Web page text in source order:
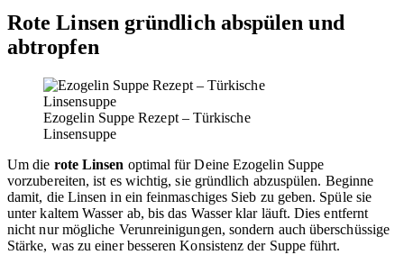
Rote Linsen gründlich abspülen und
abtropfen
Ezogelin Suppe Rezept – Türkische
Linsensuppe
Um die rote Linsen optimal für Deine Ezogelin Suppe
vorzubereiten, ist es wichtig, sie gründlich abzuspülen. Beginne
damit, die Linsen in ein feinmaschiges Sieb zu geben. Spüle sie
unter kaltem Wasser ab, bis das Wasser klar läuft. Dies entfernt
nicht nur mögliche Verunreinigungen, sondern auch überschüssige
Stärke, was zu einer besseren Konsistenz der Suppe führt.